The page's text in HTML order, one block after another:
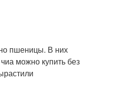
пшеницы. В них
можно купить без